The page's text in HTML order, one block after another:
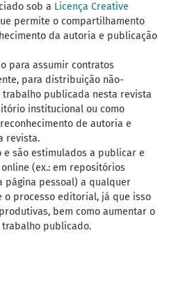
sob a Licença Creative
permite o compartilhamento
da autoria e publicação
para assumir contratos
para distribuição não-
publicada nesta revista
institucional ou como
de autoria e
revista.
e são estimulados a publicar e
(ex.: em repositórios
página pessoal) a qualquer
o processo editorial, já que isso
bem como aumentar o
publicado.